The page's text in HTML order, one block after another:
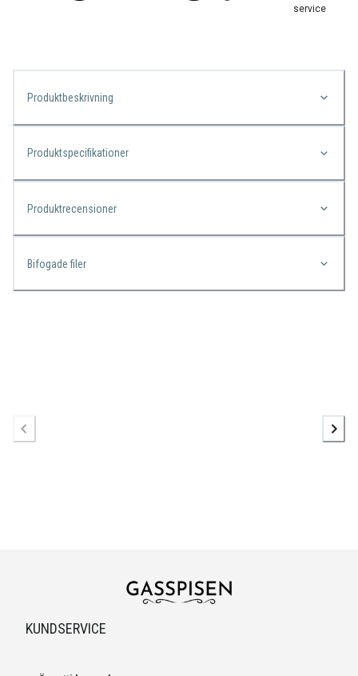
service
Produktbeskrivning
Produktspecifikationer
Produktrecensioner
Bifogade filer
KUNDSERVICE